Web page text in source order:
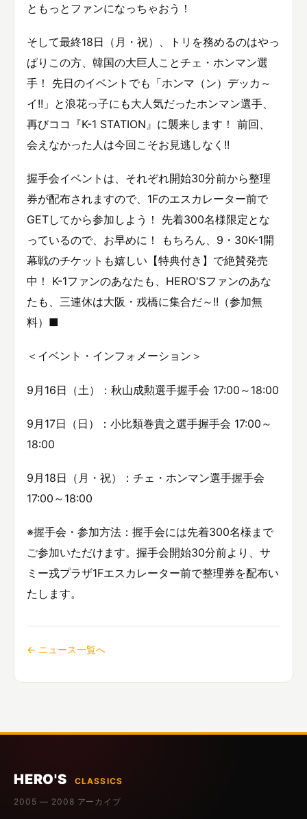
ともっとファンになっちゃおう！
そして最終18日（月・祝）、トリを務めるのはやっ
ぱりこの方、韓国の大巨人ことチェ・ホンマン選
手！ 先日のイベントでも「ホンマ（ン）デッカ～
イ!!」と浪花っ子にも大人気だったホンマン選手、
再びココ『K-1 STATION』に襲来します！ 前回、
会えなかった人は今回こそお見逃しなく!!
握手会イベントは、それぞれ開始30分前から整理
券が配布されますので、1Fのエスカレーター前で
GETしてから参加しよう！ 先着300名様限定とな
っているので、お早めに！ もちろん、9・30K-1開
幕戦のチケットも嬉しい【特典付き】で絶賛発売
中！ K-1ファンのあなたも、HERO'Sファンのあな
たも、三連休は大阪・戎橋に集合だ～!!（参加無
料）■
＜イベント・インフォメーション＞
9月16日（土）：秋山成勲選手握手会 17:00～18:00
9月17日（日）：小比類巻貴之選手握手会 17:00～
18:00
9月18日（月・祝）：チェ・ホンマン選手握手会
17:00～18:00
※握手会・参加方法：握手会には先着300名様まで
ご参加いただけます。握手会開始30分前より、サ
ミー戎プラザ1Fエスカレーター前で整理券を配布い
たします。
← ニュース一覧へ
HERO'S
CLASSICS
2005 — 2008 アーカイブ